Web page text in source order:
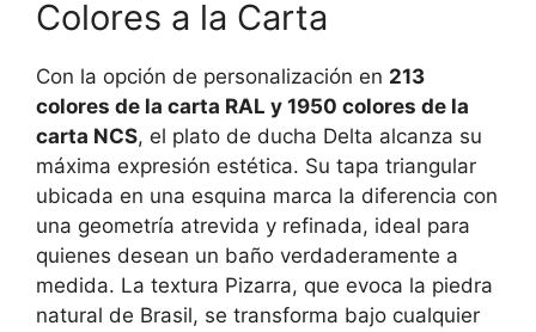
Colores a la Carta
Con la opción de personalización en 213
colores de la carta RAL y 1950 colores de la
carta NCS, el plato de ducha Delta alcanza su
máxima expresión estética. Su tapa triangular
ubicada en una esquina marca la diferencia con
una geometría atrevida y refinada, ideal para
quienes desean un baño verdaderamente a
medida. La textura Pizarra, que evoca la piedra
natural de Brasil, se transforma bajo cualquier